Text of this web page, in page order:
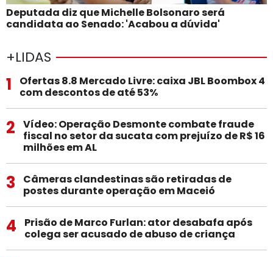
Deputada diz que Michelle Bolsonaro será
candidata ao Senado: 'Acabou a dúvida'
+LIDAS
1
Ofertas 8.8 Mercado Livre: caixa JBL Boombox 4
com descontos de até 53%
2
Vídeo: Operação Desmonte combate fraude
fiscal no setor da sucata com prejuízo de R$ 16
milhões em AL
3
Câmeras clandestinas são retiradas de
postes durante operação em Maceió
4
Prisão de Marco Furlan: ator desabafa após
colega ser acusado de abuso de criança